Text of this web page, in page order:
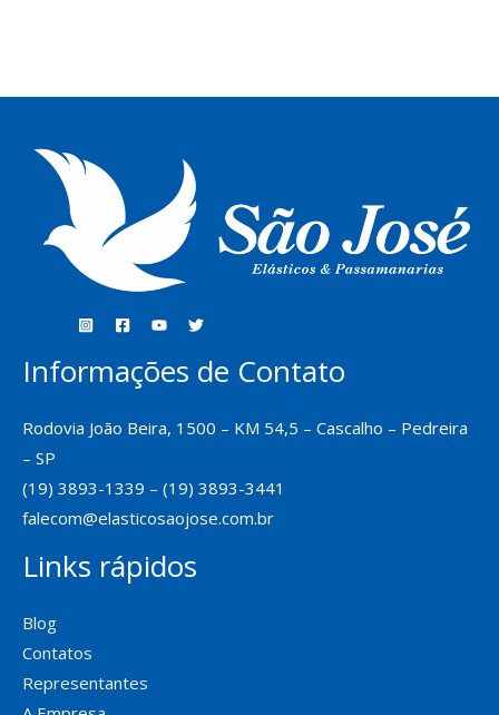
Informações de Contato
Rodovia João Beira, 1500 – KM 54,5 – Cascalho – Pedreira
– SP
(19) 3893-1339 – (19) 3893-3441
falecom@elasticosaojose.com.br
Links rápidos
Blog
Contatos
Representantes